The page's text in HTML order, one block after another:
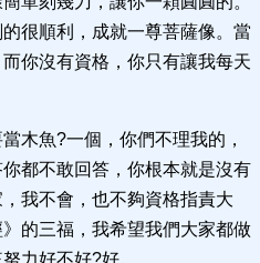
很順利，成就一尊菩薩像。當
你沒有資格，你只有讓我每天
木魚?一個，你們不理我的，
都不敢回答，你根本就是沒有
我不會，也不夠資格指責大
的三福，我希望我們大家都做